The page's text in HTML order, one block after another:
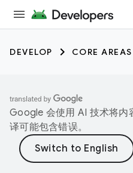
DEVELOP CORE AREAS
Google 会使用 AI 技术将内
译可能包含错误。